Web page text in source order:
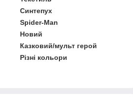
Синтепух
Spider-Man
Новий
Казковий/мульт герой
Різні кольори